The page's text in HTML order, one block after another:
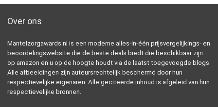
Over ons
Mantelzorgawards.nl is een moderne alles-in-één prijsvergelijkings- en
beoordelingswebsite die de beste deals biedt die beschikbaar zijn
op amazon en u op de hoogte houdt via de laatst toegevoegde blogs.
Alle afbeeldingen zijn auteursrechtelijk beschermd door hun
respectievelijke eigenaren. Alle geciteerde inhoud is afgeleid van hun
respectievelijke bronnen.